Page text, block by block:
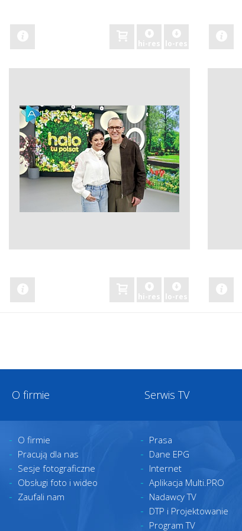
hi-res lo-res
hi-res lo-res
O firmie Serwis TV
O firmie
Pracują dla nas
Sesje fotograficzne
Obsługi foto i wideo
Zaufali nam
Prasa
Dane EPG
Internet
Aplikacja Multi.PRO
Nadawcy TV
DTP i Projektowanie
Program TV